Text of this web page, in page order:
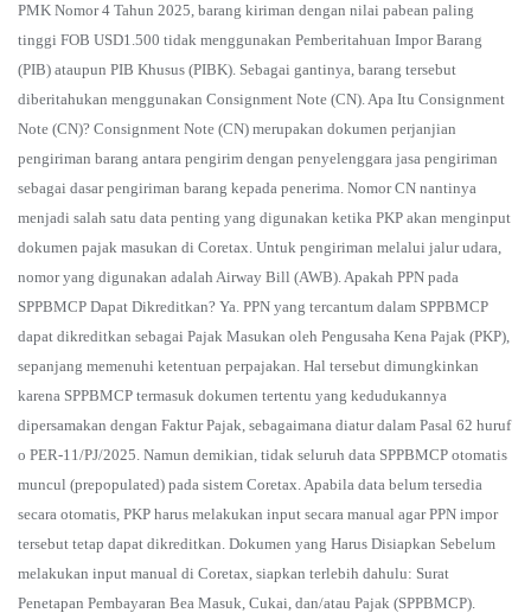
PMK Nomor 4 Tahun 2025, barang kiriman dengan nilai pabean paling
tinggi FOB USD1.500 tidak menggunakan Pemberitahuan Impor Barang
(PIB) ataupun PIB Khusus (PIBK). Sebagai gantinya, barang tersebut
diberitahukan menggunakan Consignment Note (CN). Apa Itu Consignment
Note (CN)? Consignment Note (CN) merupakan dokumen perjanjian
pengiriman barang antara pengirim dengan penyelenggara jasa pengiriman
sebagai dasar pengiriman barang kepada penerima. Nomor CN nantinya
menjadi salah satu data penting yang digunakan ketika PKP akan menginput
dokumen pajak masukan di Coretax. Untuk pengiriman melalui jalur udara,
nomor yang digunakan adalah Airway Bill (AWB). Apakah PPN pada
SPPBMCP Dapat Dikreditkan? Ya. PPN yang tercantum dalam SPPBMCP
dapat dikreditkan sebagai Pajak Masukan oleh Pengusaha Kena Pajak (PKP),
sepanjang memenuhi ketentuan perpajakan. Hal tersebut dimungkinkan
karena SPPBMCP termasuk dokumen tertentu yang kedudukannya
dipersamakan dengan Faktur Pajak, sebagaimana diatur dalam Pasal 62 huruf
o PER-11/PJ/2025. Namun demikian, tidak seluruh data SPPBMCP otomatis
muncul (prepopulated) pada sistem Coretax. Apabila data belum tersedia
secara otomatis, PKP harus melakukan input secara manual agar PPN impor
tersebut tetap dapat dikreditkan. Dokumen yang Harus Disiapkan Sebelum
melakukan input manual di Coretax, siapkan terlebih dahulu: Surat
Penetapan Pembayaran Bea Masuk, Cukai, dan/atau Pajak (SPPBMCP).